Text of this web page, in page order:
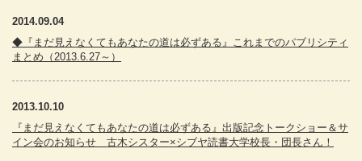
2014.09.04
◆『まだ見えなくてもあなたの道は必ずある』これまでのパブリシティ
まとめ（2013.6.27～）
2013.10.10
『まだ見えなくてもあなたの道は必ずある』出版記念トークショー＆サ
イン会のお知らせ 古木シスター×シブヤ読書大学校長・団長さん！